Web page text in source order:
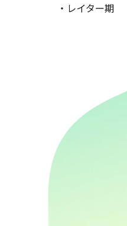
・レイター期